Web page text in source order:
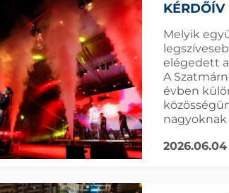
KÉRDŐÍV
Melyik
elégedett
A
évben
nagyoknak
2026.06.04